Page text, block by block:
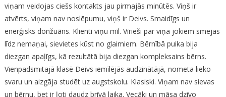
viņam veidojas ciešs kontakts jau pirmajās minūtēs. Viņš ir
atvērts, viņam nav noslēpumu, viņš ir Deivs. Smaidīgs un
enerģisks donžuāns. Klienti viņu mīl. Vīrieši par viņa jokiem smejas
līdz nemaņai, sievietes kūst no glaimiem. Bērnībā puika bija
diezgan apaļīgs, kā rezultātā bija diezgan kompleksains bērns.
Vienpadsmitajā klasē Deivs iemīlējās audzinātājā, nometa lieko
svaru un aizgāja studēt uz augstskolu. Klasiski. Viņam nav sievas
un bērnu, bet ir ļoti daudz brīvā laika. Vecāki un māsa dzīvo